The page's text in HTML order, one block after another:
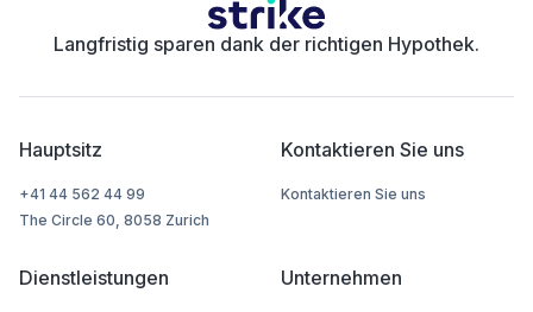
Langfristig sparen dank der richtigen Hypothek.
Hauptsitz
+41 44 562 44 99
The Circle 60, 8058 Zurich
Kontaktieren Sie uns
Kontaktieren Sie uns
Dienstleistungen Unternehmen